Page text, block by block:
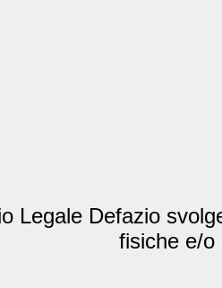
Legale Defazio
fisiche e/o